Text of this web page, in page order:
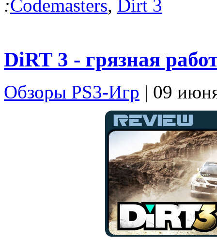
:Codemasters, Dirt 3
DiRT 3 - грязная
Обзоры PS3-Игр | 09